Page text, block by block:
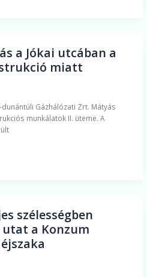
a Jókai utcában a
miatt
Gázhálózati Zrt. Mátyás
munkálatok II. üteme. A
szélességben
utat a Konzum